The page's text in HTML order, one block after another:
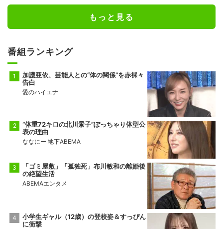
もっと見る
番組ランキング
加護亜依、芸能人との“体の関係”を赤裸々
告白
愛のハイエナ
“体重72キロの北川景子”ぽっちゃり体型公
表の理由
ななにー 地下ABEMA
「ゴミ屋敷」「孤独死」布川敏和の離婚後
の絶望生活
ABEMAエンタメ
小学生ギャル（12歳）の登校姿＆すっぴん
に衝撃